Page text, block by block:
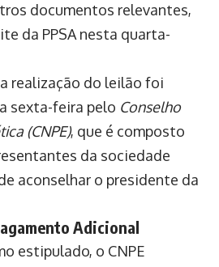
documentos relevantes,
da PPSA nesta quarta-
realização do leilão foi
sexta-feira pelo Conselho
(CNPE), que é composto
da sociedade
aconselhar o presidente da
Adicional
estipulado, o CNPE